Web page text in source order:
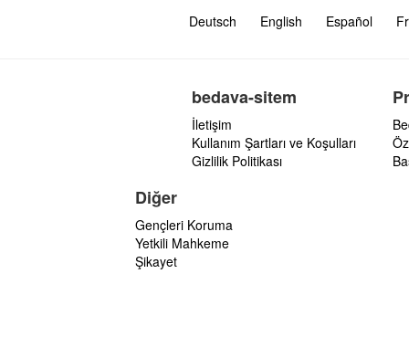
Deutsch English Español
bedava-sitem
İletişim
Kullanım Şartları ve Koşulları
Gizlilik Politikası
Diğer
Gençleri Koruma
Yetkili Mahkeme
Şikayet